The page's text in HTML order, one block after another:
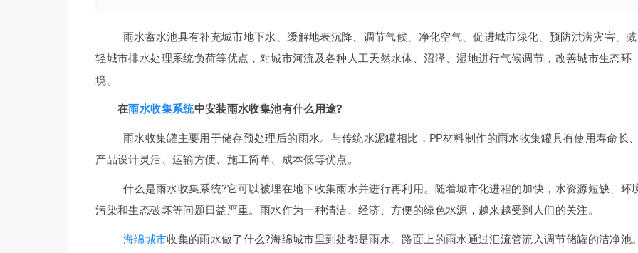
雨水蓄水池具有补充城市地下水、缓解地表沉降、调节气候、净化空气、促进城市绿化、预防洪涝灾害、减
轻城市排水处理系统负荷等优点，对城市河流及各种人工天然水体、沼泽、湿地进行气候调节，改善城市生态环
境。
在雨水收集系统中安装雨水收集池有什么用途?
雨水收集罐主要用于储存预处理后的雨水。与传统水泥罐相比，PP材料制作的雨水收集罐具有使用寿命长、
产品设计灵活、运输方便、施工简单、成本低等优点。
什么是雨水收集系统?它可以被埋在地下收集雨水并进行再利用。随着城市化进程的加快，水资源短缺、环
污染和生态破坏等问题日益严重。雨水作为一种清洁、经济、方便的绿色水源，越来越受到人们的关注。
海绵城市收集的雨水做了什么?海绵城市里到处都是雨水。路面上的雨水通过汇流管流入调节储罐的洁净池。